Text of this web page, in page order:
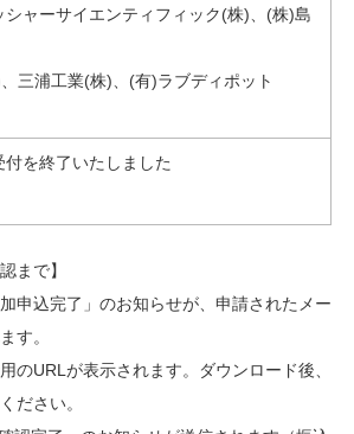
シャーサイエンティフィック(株)、(株)島
三浦工業(株)、(有)ラブディポット
を終了いたしました
まで】
申込完了」のお知らせが、申請されたメー
す。
のURLが表示されます。ダウンロード後、
ださい。